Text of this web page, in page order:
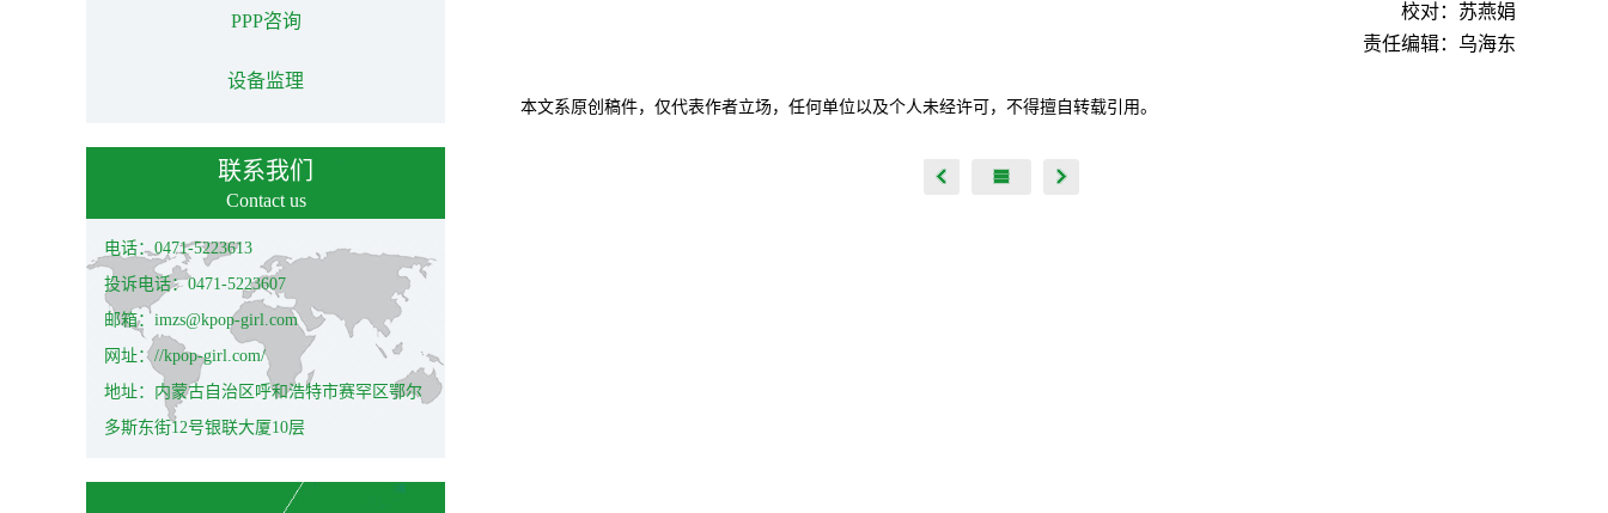
PPP咨询
设备监理
联系我们
Contact us
电话：0471-5223613
投诉电话：0471-5223607
邮箱：imzs@kpop-girl.com
网址：//kpop-girl.com/
地址：内蒙古自治区呼和浩特市赛罕区鄂尔
多斯东街12号银联大厦10层
校对：苏燕娟
责任编辑：乌海东
本文系原创稿件，仅代表作者立场，任何单位以及个人未经许可，不得擅自转载引用。